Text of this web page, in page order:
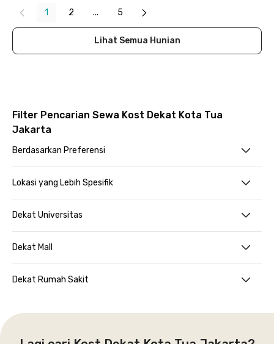
1 2 ... 5
Lihat Semua Hunian
Filter Pencarian Sewa Kost Dekat Kota Tua
Jakarta
Berdasarkan Preferensi
Lokasi yang Lebih Spesifik
Dekat Universitas
Dekat Mall
Dekat Rumah Sakit